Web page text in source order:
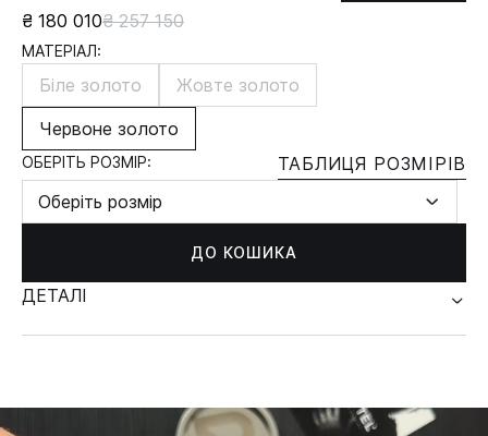
₴ 180 010₴ 257 150
МАТЕРІАЛ:
Біле золото
Жовте золото
Червоне золото
ОБЕРІТЬ РОЗМІР:
ТАБЛИЦЯ РОЗМІРІВ
Оберіть розмір
ДО КОШИКА
ДЕТАЛІ